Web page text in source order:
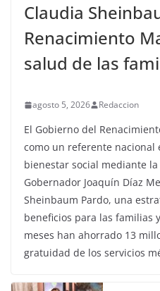
Claudia
Renacimiento
salud de las
agosto 5, 2026 Redaccion
El Gobierno del
como un referente nacional
bienestar social mediante
Gobernador Joaquín Díaz
Sheinbaum Pardo, una
beneficios para las familias
meses han ahorrado 13
gratuidad de los servicios